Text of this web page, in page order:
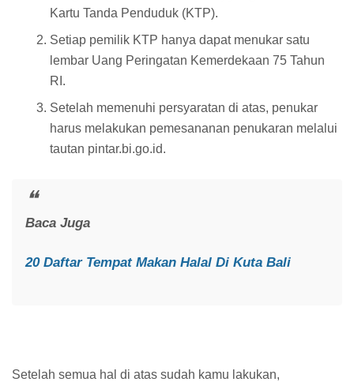
Kartu Tanda Penduduk (KTP).
Setiap pemilik KTP hanya dapat menukar satu
lembar Uang Peringatan Kemerdekaan 75 Tahun
RI.
Setelah memenuhi persyaratan di atas, penukar
harus melakukan pemesananan penukaran melalui
tautan pintar.bi.go.id.
Baca Juga
20 Daftar Tempat Makan Halal Di Kuta Bali
Setelah semua hal di atas sudah kamu lakukan,